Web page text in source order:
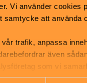
Vi använder cookies
samtycke att använda
trafik, anpassa
även
som vi
tillhandahållit eller
Pris
Gratis
Kör väg